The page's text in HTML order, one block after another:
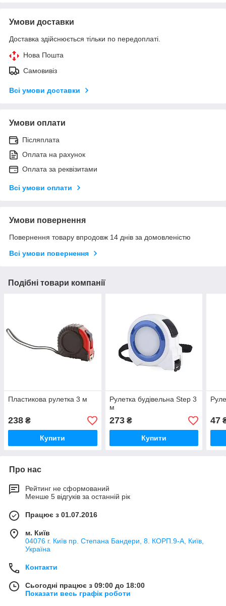
Умови доставки
Доставка здійснюється тільки по передоплаті.
Нова Пошта
Самовивіз
Всі умови доставки
Умови оплати
Післяплата
Оплата на рахунок
Оплата за реквізитами
Всі умови оплати
Умови повернення
Повернення товару впродовж 14 днів за домовленістю
Всі умови повернення
Подібні товари компанії
Пластикова рулетка 3 м
238 ₴
Купити
Рулетка будівельна Step 3
м
273₴
Купити
47
Про нас
Рейтинг не сформований
Менше 5 відгуків за останній рік
Працює з 01.07.2016
м. Київ
04076 г. Київ пр. Степана Бандери, 8. КОРП.9-А, Київ,
Україна
Контакти
Сьогодні працює з 09:00 до 18:00
Показати весь графік роботи